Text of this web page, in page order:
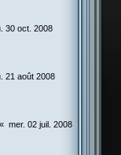
30 oct. 2008
21 août 2008
« mer. 02 juil. 2008